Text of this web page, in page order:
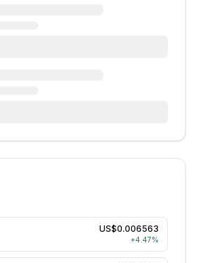
US$0.006563
+4.47%